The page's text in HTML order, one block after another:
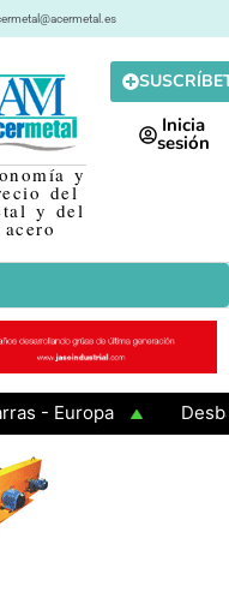
y
del
y del
acero
Inicia
sesión
- Europa